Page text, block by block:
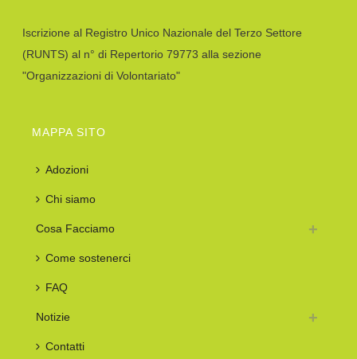
Iscrizione al Registro Unico Nazionale del Terzo Settore
(RUNTS) al n° di Repertorio 79773 alla sezione
"Organizzazioni di Volontariato"
MAPPA SITO
Adozioni
Chi siamo
Cosa Facciamo
Come sostenerci
FAQ
Notizie
Contatti